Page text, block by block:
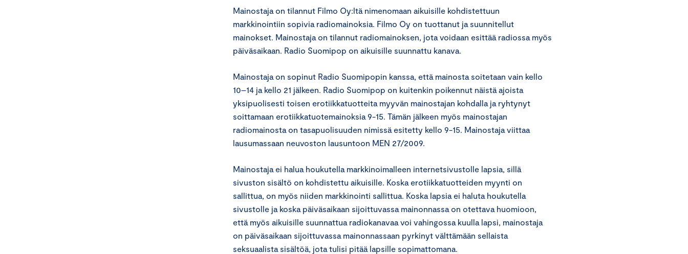
Mainostaja on tilannut Filmo Oy:ltä nimenomaan aikuisille kohdistettuun
markkinointiin sopivia radiomainoksia. Filmo Oy on tuottanut ja suunnitellut
mainokset. Mainostaja on tilannut radiomainoksen, jota voidaan esittää radiossa myös
päiväsaikaan. Radio Suomipop on aikuisille suunnattu kanava.
Mainostaja on sopinut Radio Suomipopin kanssa, että mainosta soitetaan vain kello
10–14 ja kello 21 jälkeen. Radio Suomipop on kuitenkin poikennut näistä ajoista
yksipuolisesti toisen erotiikkatuotteita myyvän mainostajan kohdalla ja ryhtynyt
soittamaan erotiikkatuotemainoksia 9-15. Tämän jälkeen myös mainostajan
radiomainosta on tasapuolisuuden nimissä esitetty kello 9-15. Mainostaja viittaa
lausumassaan neuvoston lausuntoon MEN 27/2009.
Mainostaja ei halua houkutella markkinoimalleen internetsivustolle lapsia, sillä
sivuston sisältö on kohdistettu aikuisille. Koska erotiikkatuotteiden myynti on
sallittua, on myös niiden markkinointi sallittua. Koska lapsia ei haluta houkutella
sivustolle ja koska päiväsaikaan sijoittuvassa mainonnassa on otettava huomioon,
että myös aikuisille suunnattua radiokanavaa voi vahingossa kuulla lapsi, mainostaja
on päiväsaikaan sijoittuvassa mainonnassaan pyrkinyt välttämään sellaista
seksuaalista sisältöä, jota tulisi pitää lapsille sopimattomana.